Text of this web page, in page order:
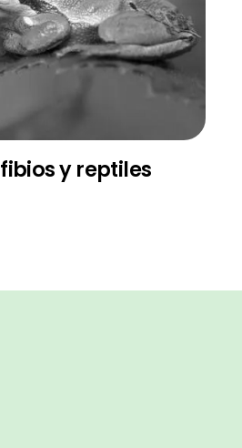
y reptiles